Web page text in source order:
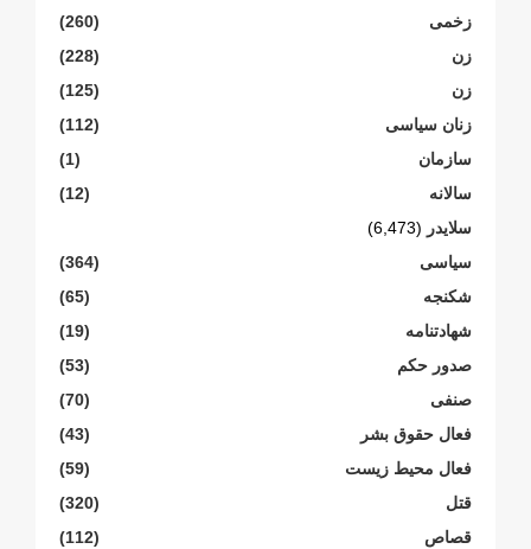
زخمی
(260)
زن
(228)
زن
(125)
زنان سیاسی
(112)
سازمان
(1)
سالانە
(12)
سلایدر (6,473)
سیاسی
(364)
شکنجە
(65)
شهادتنامە
(19)
صدور حکم
(53)
صنفی
(70)
فعال حقوق بشر
(43)
فعال محیط زیست
(59)
قتل
(320)
قصاص
(112)